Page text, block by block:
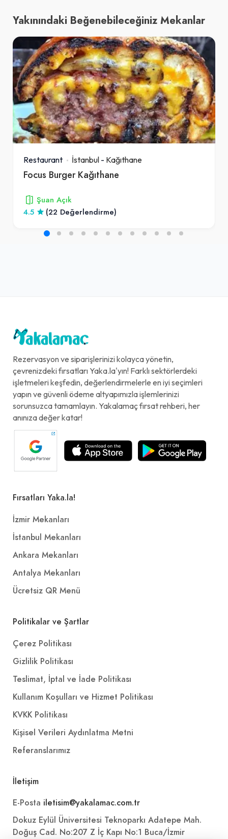
Yakınındaki Beğenebileceğiniz Mekanlar
Restaurant İstanbul - Kağıthane
Focus Burger Kağıthane
Şuan Açık
4.5
(22 Değerlendirme)
Rezervasyon ve siparişlerinizi kolayca yönetin,
çevrenizdeki fırsatları Yaka.la'yın! Farklı sektörlerdeki
işletmeleri keşfedin, değerlendirmelerle en iyi seçimleri
yapın ve güvenli ödeme altyapımızla işlemlerinizi
sorunsuzca tamamlayın. Yakalamaç fırsat rehberi, her
anınıza değer katar!
Fırsatları Yaka.la!
İzmir Mekanları
İstanbul Mekanları
Ankara Mekanları
Antalya Mekanları
Ücretsiz QR Menü
Politikalar ve Şartlar
Çerez Politikası
Gizlilik Politikası
Teslimat, İptal ve İade Politikası
Kullanım Koşulları ve Hizmet Politikası
KVKK Politikası
Kişisel Verileri Aydınlatma Metni
Referanslarımız
İletişim
E-Posta iletisim@yakalamac.com.tr
Dokuz Eylül Üniversitesi Teknoparkı Adatepe Mah.
Doğuş Cad. No:207 Z İç Kapı No:1 Buca/İzmir